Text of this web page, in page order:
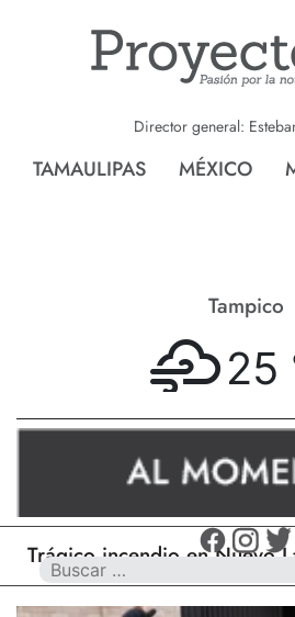
Director general:
TAMAULIPAS MÉXICO
Tampico
25
incendio en Nuevo Laredo,